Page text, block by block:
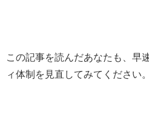
この記事を読んだあなたも、早
ィ体制を見直してみてください。